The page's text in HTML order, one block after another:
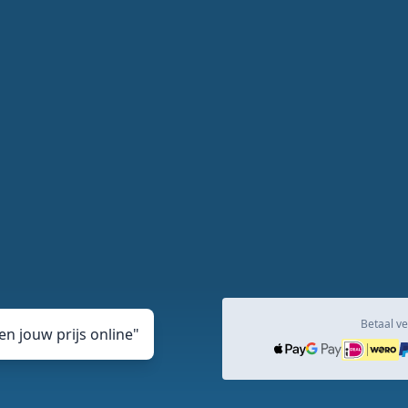
jouw prijs online"
Betaal